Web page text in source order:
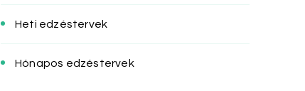
Heti edzéstervek
Hónapos edzéstervek